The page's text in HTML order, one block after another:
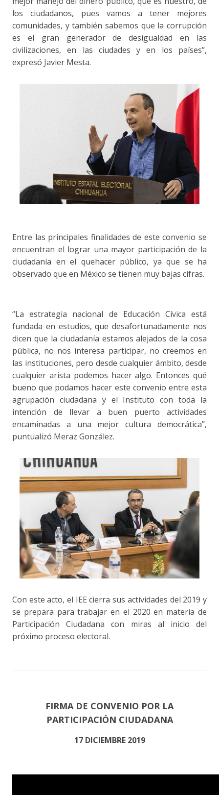
los ciudadanos, pues vamos a tener mejores
comunidades, y también sabemos que la corrupción
es el gran generador de desigualdad en las
civilizaciones, en las ciudades y en los países”,
expresó Javier Mesta.
Entre las principales finalidades de este convenio se
encuentran el lograr una mayor participación de la
ciudadanía en el quehacer público, ya que se ha
observado que en México se tienen muy bajas cifras.
“La estrategia nacional de Educación Cívica está
fundada en estudios, que desafortunadamente nos
dicen que la ciudadanía estamos alejados de la cosa
pública, no nos interesa participar, no creemos en
las instituciones, pero desde cualquier ámbito, desde
cualquier arista podemos hacer algo. Entonces qué
bueno que podamos hacer este convenio entre esta
agrupación ciudadana y el Instituto con toda la
intención de llevar a buen puerto actividades
encaminadas a una mejor cultura democrática”,
puntualizó Meraz González.
Con este acto, el IEE cierra sus actividades del 2019 y
se prepara para trabajar en el 2020 en materia de
Participación Ciudadana con miras al inicio del
próximo proceso electoral.
FIRMA DE CONVENIO POR LA
PARTICIPACIÓN CIUDADANA
17 DICIEMBRE 2019